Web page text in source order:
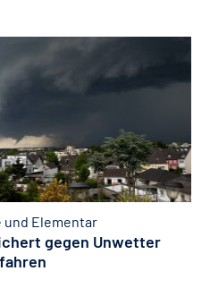
und Elementar
gegen Unwetter